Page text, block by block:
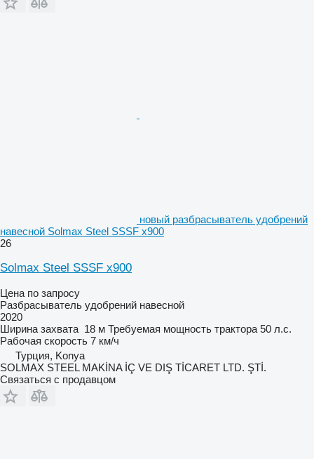
новый разбрасыватель удобрений
навесной Solmax Steel SSSF x900
26
Solmax Steel SSSF x900
Цена по запросу
Разбрасыватель удобрений навесной
2020
Ширина захвата 18 м Требуемая мощность трактора 50 л.с.
Рабочая скорость 7 км/ч
Турция, Konya
SOLMAX STEEL MAKİNA İÇ VE DIŞ TİCARET LTD. ŞTİ.
Связаться с продавцом